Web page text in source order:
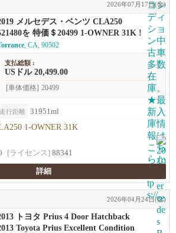
2026年07月17日(金)
メルセデス・ベンツ CLA250
を 特価＄20499 1-OWNER 31K !
, CA, 90502
支払総額 :
USドル 20,499.00
[車体価格] 20499
走行距離 31951ml
1-OWNER 31K
[ライセンス] 88341
詳細
2026年04月24日(金)
トヨタ Prius 4 Door Hatchback
Toyota Prius Excellent Condition